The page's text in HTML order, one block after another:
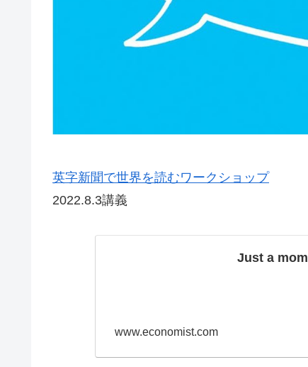
英字新聞で世界を読むワークショップ
2022.8.3講義
Just a
www.economist.com